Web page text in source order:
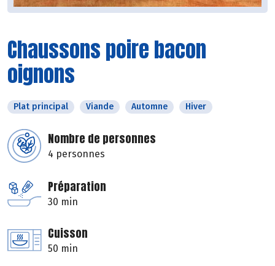
Chaussons poire bacon
oignons
Plat principal Viande Automne Hiver
Nombre de personnes
4 personnes
Préparation
30 min
Cuisson
50 min